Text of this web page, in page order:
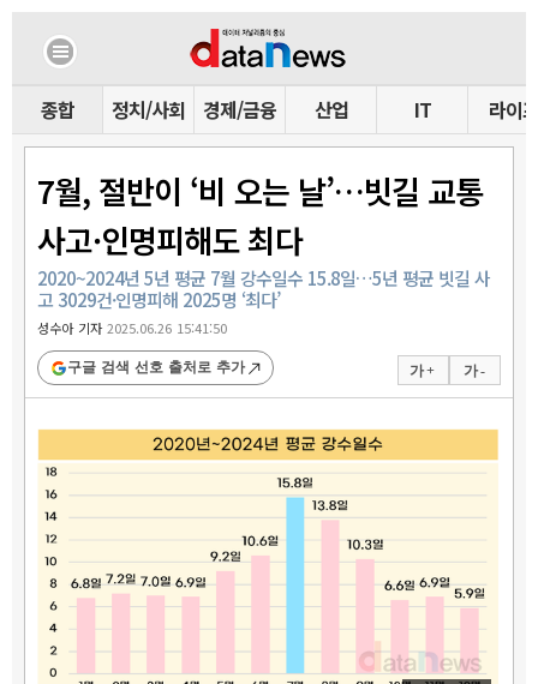
종합 정치/사회 경제/금융 산업 IT 라이프
7월, 절반이 ‘비 오는 날’…빗길 교통
사고·인명피해도 최다
2020~2024년 5년 평균 7월 강수일수 15.8일…5년 평균 빗길 사
고 3029건·인명피해 2025명 ‘최다’
성수아 기자2025.06.26 15:41:50
가 + 가 -
구글 검색 선호 출처로 추가